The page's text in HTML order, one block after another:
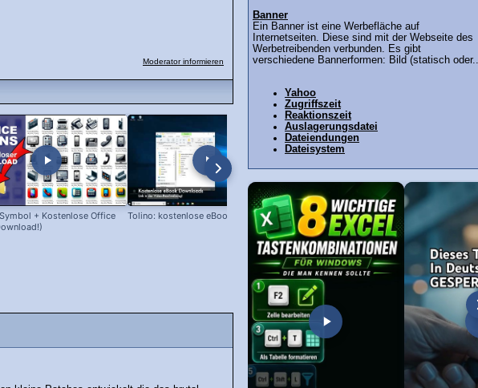
Moderator informieren
+ Kostenlose Office
Tolino: kostenlose eBooks laden! Snipping Tool stürzt ab - Lösung ✅
auf
Banner
Ein Banner ist eine Werbefläche auf
Internetseiten. Diese sind mit der Webseite des
Werbetreibenden verbunden. Es gibt
verschiedene Bannerformen: Bild (statisch
Yahoo
Zugriffszeit
Reaktionszeit
Auslagerungsdatei
Dateiendungen
Dateisystem